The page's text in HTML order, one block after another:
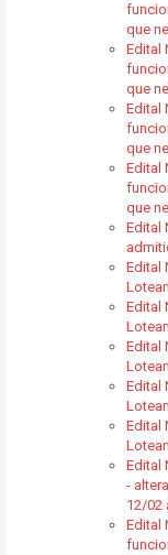
que
Edital
que
Edital
que
Edital
que
Edital
Edital
Edital
Edital
Edital
Edital
Edital
-
12/02
Edital